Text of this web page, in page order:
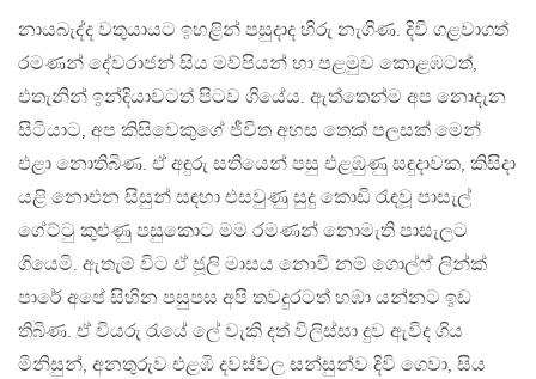
නායබැද්ද වතුයායට ඉහළින් පසුදාද හිරු නැගිණ. දිවි ගළවාගත්
රමණන් දේවරාජන් සිය මව්පියන් හා පළමුව කොළඹටත්,
එතැනින් ඉන්දියාවටත් පිටව ගියේය. ඇත්තෙන්ම අප නොදැන
සිටියාට, අප කිසිවෙකුගේ ජීවිත අහස තෙක් පලසක් මෙන්
එළා නොතිබිණ. ඒ අඳුරු සතියෙන් පසු එළඹුණු සඳුදාවක, කිසිදා
යළි නොඑන සිසුන් සඳහා එසවුණු සුදු කොඩි රැඳවූ පාසැල්
ගේට්ටු කුළුණු පසුකොට මම රමණන් නොමැති පාසැලට
ගියෙමි. ඇතැම් විට ඒ ජූලි මාසය නොවී නම් ගොල්ෆ් ලින්ක්
පාරේ අපේ සිහින පසුපස අපි තවදුරටත් හඹා යන්නට ඉඩ
තිබිණ. ඒ වියරු රැයේ ලේ වැකි දත් විලිස්සා දුව ඇවිද ගිය
මිනිසුන්, අනතුරුව එළඹි දවස්වල සන්සුන්ව දිවි ගෙවා, සිය